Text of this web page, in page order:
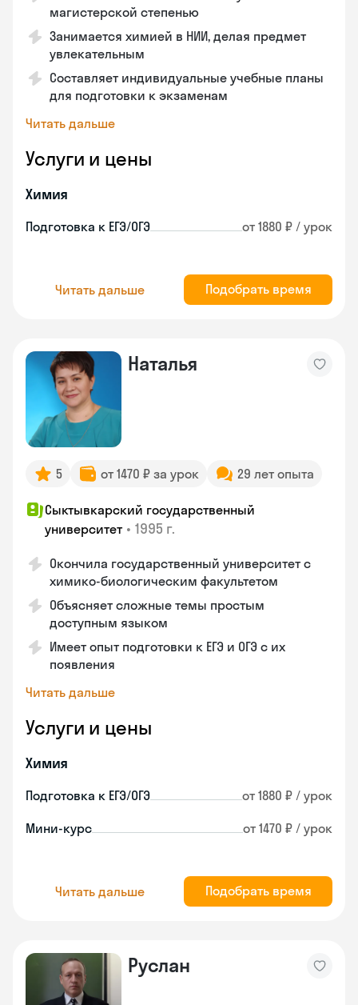
магистерской степенью
Занимается химией в НИИ, делая предмет
увлекательным
Составляет индивидуальные учебные планы
для подготовки к экзаменам
Читать дальше
Услуги и цены
Химия
Подготовка к ЕГЭ/ОГЭ от 1880 ₽ / урок
Читать дальше Подобрать время
Наталья
5 от 1470 ₽ за урок 29 лет опыта
Сыктывкарский государственный
университет • 1995 г.
Окончила государственный университет с
химико-биологическим факультетом
Объясняет сложные темы простым
доступным языком
Имеет опыт подготовки к ЕГЭ и ОГЭ с их
появления
Читать дальше
Услуги и цены
Химия
Подготовка к ЕГЭ/ОГЭ от 1880 ₽ / урок
Мини-курс от 1470 ₽ / урок
Читать дальше Подобрать время
Руслан